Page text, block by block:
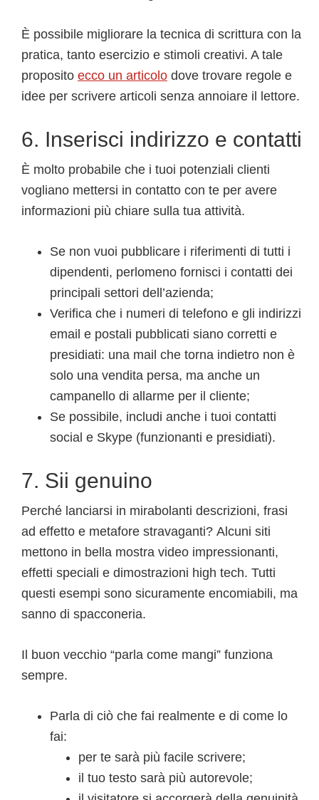
È possibile migliorare la tecnica di scrittura con la
pratica, tanto esercizio e stimoli creativi. A tale
proposito ecco un articolo dove trovare regole e
idee per scrivere articoli senza annoiare il lettore.
6. Inserisci indirizzo e contatti
È molto probabile che i tuoi potenziali clienti
vogliano mettersi in contatto con te per avere
informazioni più chiare sulla tua attività.
Se non vuoi pubblicare i riferimenti di tutti i
dipendenti, perlomeno fornisci i contatti dei
principali settori dell’azienda;
Verifica che i numeri di telefono e gli indirizzi
email e postali pubblicati siano corretti e
presidiati: una mail che torna indietro non è
solo una vendita persa, ma anche un
campanello di allarme per il cliente;
Se possibile, includi anche i tuoi contatti
social e Skype (funzionanti e presidiati).
7. Sii genuino
Perché lanciarsi in mirabolanti descrizioni, frasi
ad effetto e metafore stravaganti? Alcuni siti
mettono in bella mostra video impressionanti,
effetti speciali e dimostrazioni high tech. Tutti
questi esempi sono sicuramente encomiabili, ma
sanno di spacconeria.
Il buon vecchio “parla come mangi” funziona
sempre.
Parla di ciò che fai realmente e di come lo
fai:
per te sarà più facile scrivere;
il tuo testo sarà più autorevole;